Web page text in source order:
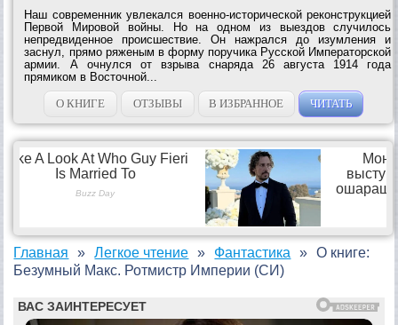
Наш современник увлекался военно-исторической реконструкцией
Первой Мировой войны. Но на одном из выездов случилось
непредвиденное происшествие. Он нажрался до изумления и
заснул, прямо ряженым в форму поручика Русской Императорской
армии. А очнулся от взрыва снаряда 26 августа 1914 года
прямиком в Восточной...
О КНИГЕ
ОТЗЫВЫ В ИЗБРАННОЕ ЧИТАТЬ
Главная Легкое чтение Фантастика
О книге:
Безумный Макс. Ротмистр Империи (СИ)